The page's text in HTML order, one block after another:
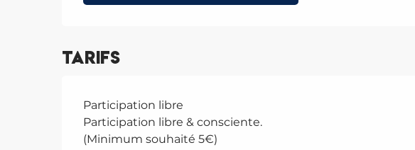
Tarifs
Participation libre
Participation libre & consciente.
(Minimum souhaité 5€)